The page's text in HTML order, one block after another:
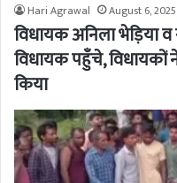
Hari Agrawal August 6, 2025
विधायक अनिला भेड़िया
विधायक पहुँचे, विधायकों
किया